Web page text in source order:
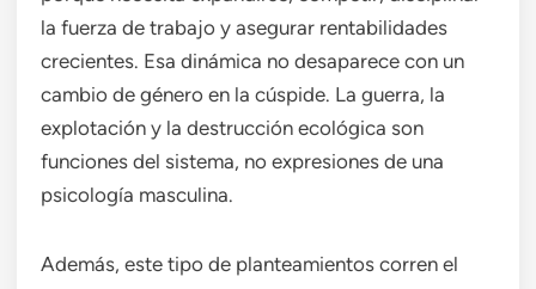
la fuerza de trabajo y asegurar rentabilidades
crecientes. Esa dinámica no desaparece con un
cambio de género en la cúspide. La guerra, la
explotación y la destrucción ecológica son
funciones del sistema, no expresiones de una
psicología masculina.
Además, este tipo de planteamientos corren el